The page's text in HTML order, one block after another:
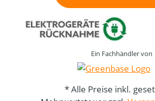
Ein Fachhändler von
* Alle Preise inkl.